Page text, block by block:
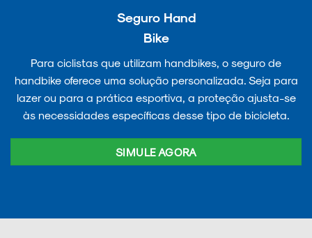
Seguro Hand
Bike
Para ciclistas que utilizam handbikes, o seguro de
handbike oferece uma solução personalizada. Seja para
lazer ou para a prática esportiva, a proteção ajusta-se
às necessidades específicas desse tipo de bicicleta.
SIMULE AGORA